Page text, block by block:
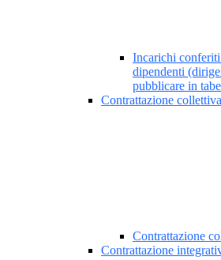
Incarichi
dipendenti
pubblicare in
Contrattazione collettiva
Contrattazione
Contrattazione